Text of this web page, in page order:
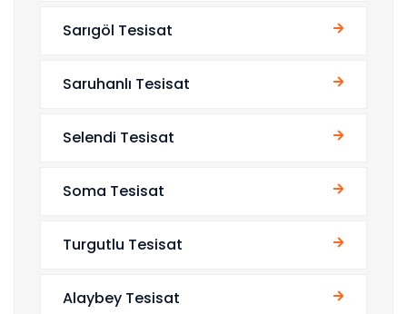
Sarıgöl Tesisat
Saruhanlı Tesisat
Selendi Tesisat
Soma Tesisat
Turgutlu Tesisat
Alaybey Tesisat